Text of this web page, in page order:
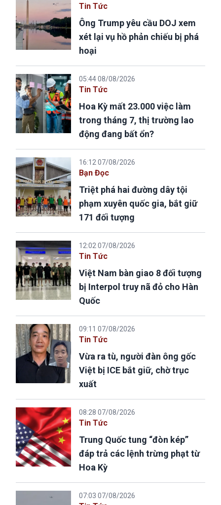
Tin Tức
Ông Trump yêu cầu DOJ xem
xét lại vụ hồ phản chiếu bị phá
hoại
05:44 08/08/2026
Tin Tức
Hoa Kỳ mất 23.000 việc làm
trong tháng 7, thị trường lao
động đang bất ổn?
16:12 07/08/2026
Bạn Đọc
Triệt phá hai đường dây tội
phạm xuyên quốc gia, bắt giữ
171 đối tượng
12:02 07/08/2026
Tin Tức
Việt Nam bàn giao 8 đối tượng
bị Interpol truy nã đỏ cho Hàn
Quốc
09:11 07/08/2026
Tin Tức
Vừa ra tù, người đàn ông gốc
Việt bị ICE bắt giữ, chờ trục
xuất
08:28 07/08/2026
Tin Tức
Trung Quốc tung “đòn kép”
đáp trả các lệnh trừng phạt từ
Hoa Kỳ
07:03 07/08/2026